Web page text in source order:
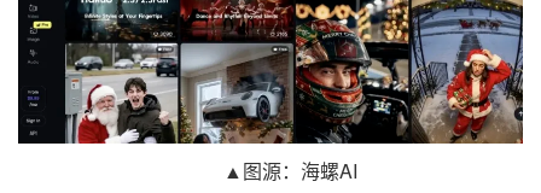
▲图源：海螺AI